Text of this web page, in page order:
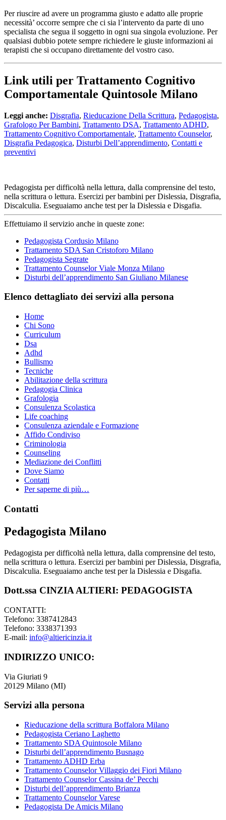
Per riuscire ad avere un programma giusto e adatto alle proprie
necessità’ occorre sempre che ci sia l’intervento da parte di uno
specialista che segua il soggetto in ogni sua singola evoluzione. Per
qualsiasi dubbio potete sempre richiedere le giuste informazioni ai
terapisti che si occupano direttamente del vostro caso.
Link utili per Trattamento Cognitivo
Comportamentale Quintosole Milano
Leggi anche: Disgrafia, Rieducazione Della Scrittura, Pedagogista,
Grafologo Per Bambini, Trattamento DSA, Trattamento ADHD,
Trattamento Cognitivo Comportamentale, Trattamento Counselor,
Disgrafia Pedagogica, Disturbi Dell’apprendimento, Contatti e
preventivi
Pedagogista per difficoltà nella lettura, dalla comprensine del testo,
nella scrittura o lettura. Esercizi per bambini per Dislessia, Disgrafia,
Discalculia. Eseguaiamo anche test per la Dislessia e Disgafia.
Effettuiamo il servizio anche in queste zone:
Pedagogista Cordusio Milano
Trattamento SDA San Cristoforo Milano
Pedagogista Segrate
Trattamento Counselor Viale Monza Milano
Disturbi dell’apprendimento San Giuliano Milanese
Elenco dettagliato dei servizi alla persona
Home
Chi Sono
Curriculum
Dsa
Adhd
Bullismo
Tecniche
Abilitazione della scrittura
Pedagogia Clinica
Grafologia
Consulenza Scolastica
Life coaching
Consulenza aziendale e Formazione
Affido Condiviso
Criminologia
Counseling
Mediazione dei Conflitti
Dove Siamo
Contatti
Per saperne di più…
Footer
Contatti
Pedagogista Milano
Pedagogista per difficoltà nella lettura, dalla comprensine del testo,
nella scrittura o lettura. Esercizi per bambini per Dislessia, Disgrafia,
Discalculia. Eseguaiamo anche test per la Dislessia e Disgafia.
Dott.ssa CINZIA ALTIERI: PEDAGOGISTA
CONTATTI:
Telefono: 3387412843
Telefono: 3338371393
E-mail: info@altiericinzia.it
INDIRIZZO UNICO:
Via Giuriati 9
20129 Milano (MI)
Servizi alla persona
Rieducazione della scrittura Boffalora Milano
Pedagogista Ceriano Laghetto
Trattamento SDA Quintosole Milano
Disturbi dell’apprendimento Busnago
Trattamento ADHD Erba
Trattamento Counselor Villaggio dei Fiori Milano
Trattamento Counselor Cassina de’ Pecchi
Disturbi dell’apprendimento Brianza
Trattamento Counselor Varese
Pedagogista De Amicis Milano